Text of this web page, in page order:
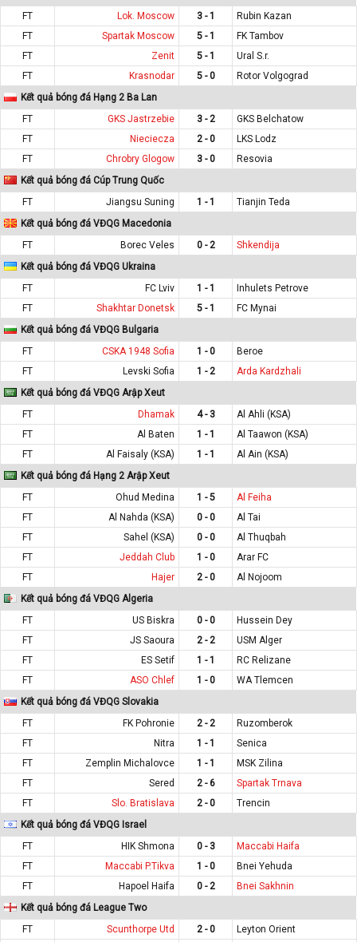
FT Lok. Moscow 3 - 1
Rubin Kazan
FT
Spartak Moscow 5 - 1
FK Tambov
FT
Zenit 5 - 1
Ural S.r.
FT
Krasnodar 5 - 0
Rotor Volgograd
Kết quả bóng đá Hạng 2 Ba Lan
FT
GKS Jastrzebie 3 - 2
GKS Belchatow
FT
Nieciecza 2 - 0
LKS Lodz
FT
Chrobry Glogow 3 - 0
Resovia
Kết quả bóng đá Cúp Trung Quốc
FT
Jiangsu Suning 1 - 1
Tianjin Teda
Kết quả bóng đá VĐQG Macedonia
FT
Borec Veles 0 - 2
Shkendija
Kết quả bóng đá VĐQG Ukraina
FT
FC Lviv 1 - 1
Inhulets Petrove
FT
Shakhtar Donetsk 5 - 1
FC Mynai
Kết quả bóng đá VĐQG Bulgaria
FT
CSKA 1948 Sofia 1 - 0
Beroe
FT
Levski Sofia 1 - 2
Arda Kardzhali
Kết quả bóng đá VĐQG Arập Xeut
FT
Dhamak 4 - 3
Al Ahli (KSA)
FT
Al Baten 1 - 1
Al Taawon (KSA)
FT
Al Faisaly (KSA) 1 - 1
Al Ain (KSA)
Kết quả bóng đá Hạng 2 Arập Xeut
FT
Ohud Medina 1 - 5
Al Feiha
FT
Al Nahda (KSA) 0 - 0
Al Tai
FT
Sahel (KSA) 0 - 0
Al Thuqbah
FT
Jeddah Club 1 - 0
Arar FC
FT
Hajer 2 - 0
Al Nojoom
Kết quả bóng đá VĐQG Algeria
FT
US Biskra 0 - 0
Hussein Dey
FT
JS Saoura 2 - 2
USM Alger
FT
ES Setif 1 - 1
RC Relizane
FT
ASO Chlef 1 - 0
WA Tlemcen
Kết quả bóng đá VĐQG Slovakia
FT
FK Pohronie 2 - 2
Ruzomberok
FT
Nitra 1 - 1
Senica
FT
Zemplin Michalovce 1 - 1
MSK Zilina
FT
Sered 2 - 6
Spartak Trnava
FT
Slo. Bratislava 2 - 0
Trencin
Kết quả bóng đá VĐQG Israel
FT
HIK Shmona 0 - 3
Maccabi Haifa
FT
Maccabi P.Tikva 1 - 0
Bnei Yehuda
FT
Hapoel Haifa 0 - 2
Bnei Sakhnin
Kết quả bóng đá League Two
FT
Scunthorpe Utd 2 - 0
Leyton Orient